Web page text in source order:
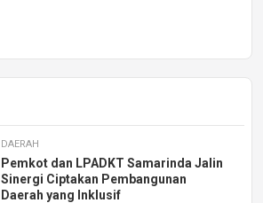
DAERAH
Pemkot dan LPADKT Samarinda Jalin
Sinergi Ciptakan Pembangunan
Daerah yang Inklusif